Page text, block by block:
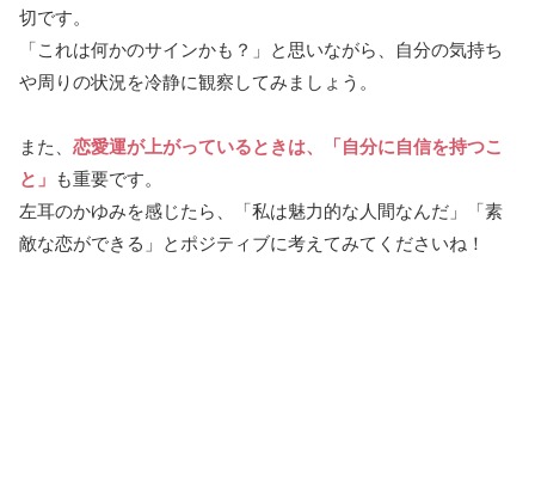
切です。
「これは何かのサインかも？」と思いながら、自分の気持ち
や周りの状況を冷静に観察してみましょう。
また、 恋愛運が上がっているときは、「自分に自信を持つこ
と」 も重要です。
左耳のかゆみを感じたら、「私は魅力的な人間なんだ」「素
敵な恋ができる」とポジティブに考えてみてくださいね！